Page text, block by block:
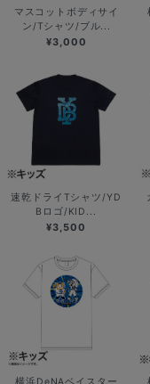
マスコットボディサイ
ン/Tシャツ/ブル...
¥3,000
速乾ドライTシャツ/YD
Bロゴ/KID...
¥3,500